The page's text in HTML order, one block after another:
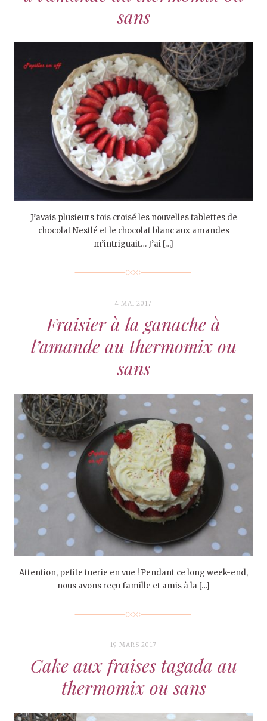
sans
J’avais plusieurs fois croisé les nouvelles tablettes de
chocolat Nestlé et le chocolat blanc aux amandes
m’intriguait… J’ai […]
4 MAI 2017
Fraisier à la ganache à
l’amande au thermomix ou
sans
Attention, petite tuerie en vue ! Pendant ce long week-end,
nous avons reçu famille et amis à la […]
19 MARS 2017
Cake aux fraises tagada au
thermomix ou sans